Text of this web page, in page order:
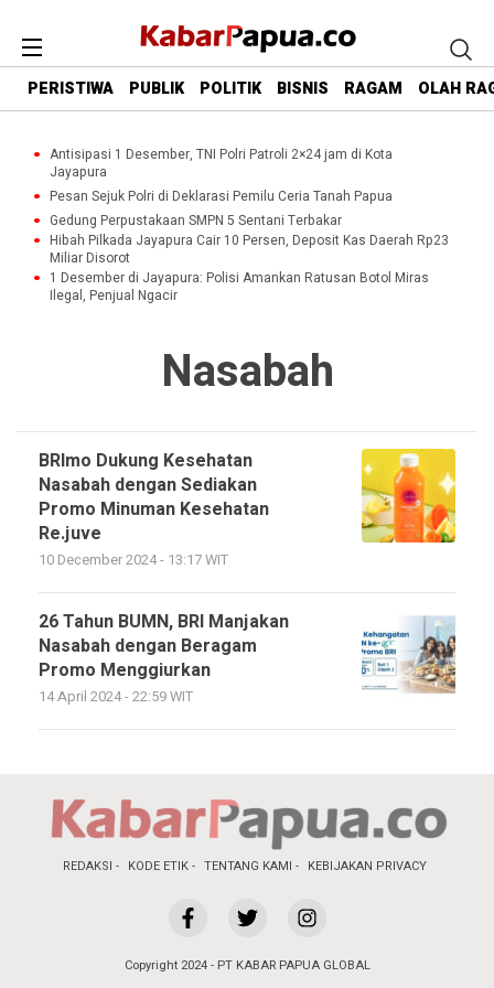
PERISTIWA PUBLIK POLITIK BISNIS RAGAM OLAH
Antisipasi 1 Desember, TNI Polri Patroli 2×24 jam di Kota
Jayapura
Pesan Sejuk Polri di Deklarasi Pemilu Ceria Tanah Papua
Gedung Perpustakaan SMPN 5 Sentani Terbakar
Hibah Pilkada Jayapura Cair 10 Persen, Deposit Kas Daerah Rp23
Miliar Disorot
1 Desember di Jayapura: Polisi Amankan Ratusan Botol Miras
Ilegal, Penjual Ngacir
Nasabah
BRImo Dukung Kesehatan
Nasabah dengan Sediakan
Promo Minuman Kesehatan
Re.juve
10 December 2024 - 13:17 WIT
26 Tahun BUMN, BRI Manjakan
Nasabah dengan Beragam
Promo Menggiurkan
14 April 2024 - 22:59 WIT
REDAKSI KODE ETIK TENTANG KAMI KEBIJAKAN PRIVACY
Copyright 2024 - PT KABAR PAPUA GLOBAL